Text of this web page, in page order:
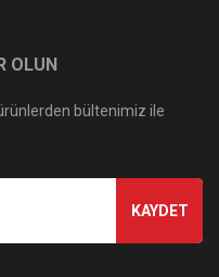
OLUN
bültenimiz ile
KAYDET